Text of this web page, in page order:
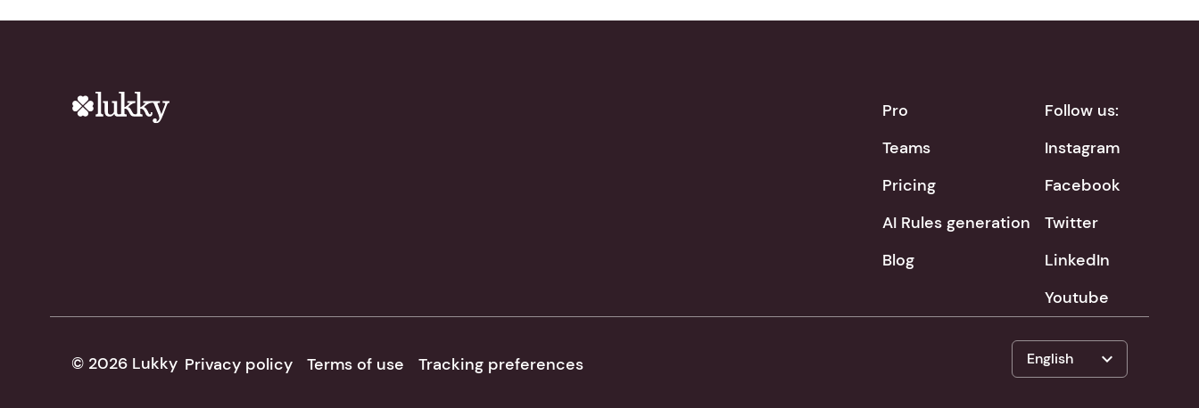
Pro
Teams
Pricing
AI Rules generation
Blog
Follow us:
Instagram
Facebook
Twitter
LinkedIn
Youtube
English expand_more
Privacy policy Terms of use Tracking preferences
© 2026 Lukky